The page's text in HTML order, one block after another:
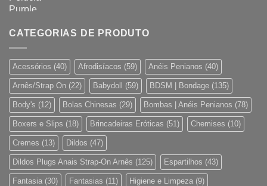
era:
é:
CATEGORIAS DE PRODUTO
Acessórios (40) Afrodisíacos (59) Anéis Penianos (40)
Arnês/Strap On (22) Babydoll (59) BDSM | Bondage (135)
Body's (12) Bolas Chinesas (29) Bombas | Anéis Penianos (78)
Boxers e Slips (18) Brincadeiras Eróticas (51) Chemises (10)
Cremes (13) Dildos (47)
Dildos Plugs Anais Strap-On Arnês (125) Espartilhos (43)
Fantasia (30) Fantasias (11) Higiene e Limpeza (9)